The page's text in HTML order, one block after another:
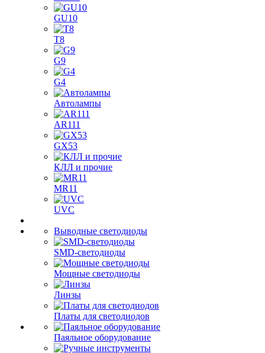
GU10
T8
G9
G4
Автолампы
AR111
GX53
КЛЛ и прочие
MR11
UVC
Выводные светодиоды
SMD-светодиоды
Мощные светодиоды
Линзы
Платы для светодиодов
Паяльное оборудование